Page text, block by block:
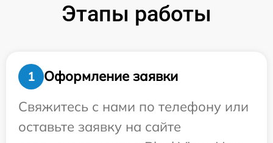
Этапы работы
1
Оформление заявки
Свяжитесь с нами по телефону или
оставьте заявку на сайте